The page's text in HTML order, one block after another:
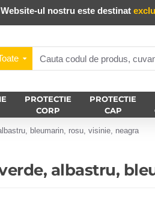
Website-ul nostru este destinat
PROTECTIE
CORP
PROTECTIE
CAP
bleumarin, rosu, visinie, neagra
albastru,